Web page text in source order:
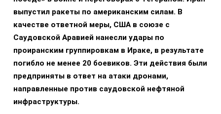
выпустил ракеты по американским силам. В
качестве ответной меры, США в союзе с
Саудовской Аравией нанесли удары по
проиранским группировкам в Ираке, в результате
погибло не менее 20 боевиков. Эти действия были
предприняты в ответ на атаки дронами,
направленные против саудовской нефтяной
инфраструктуры.